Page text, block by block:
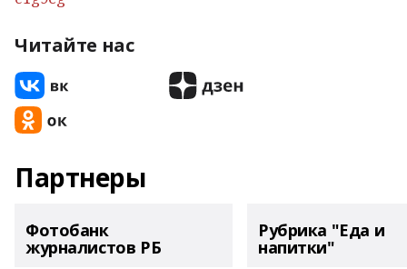
Читайте нас
Партнеры
Фотобанк
журналистов РБ
Рубрика "Еда и
напитки"